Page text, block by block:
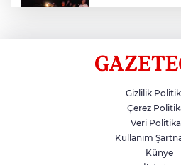
Siverek’te
Gizlilik
Çerez
Veri
Kullanım
Künye